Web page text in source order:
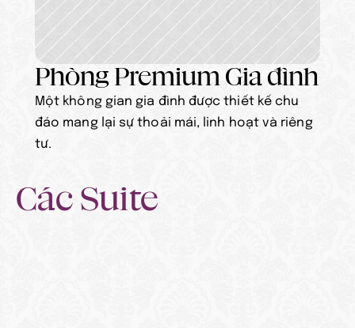
Phòng Premium Gia đình
Một không gian gia đình được thiết kế chu
đáo mang lại sự thoải mái, linh hoạt và riêng
tư.
Các Suite